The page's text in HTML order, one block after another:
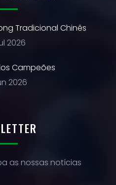
Tradicional Chinês
2026
Campeões
2026
as nossas notícias